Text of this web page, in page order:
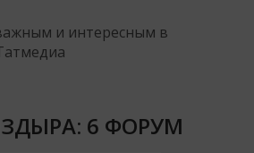
и интересным в
6 ФОРУМ